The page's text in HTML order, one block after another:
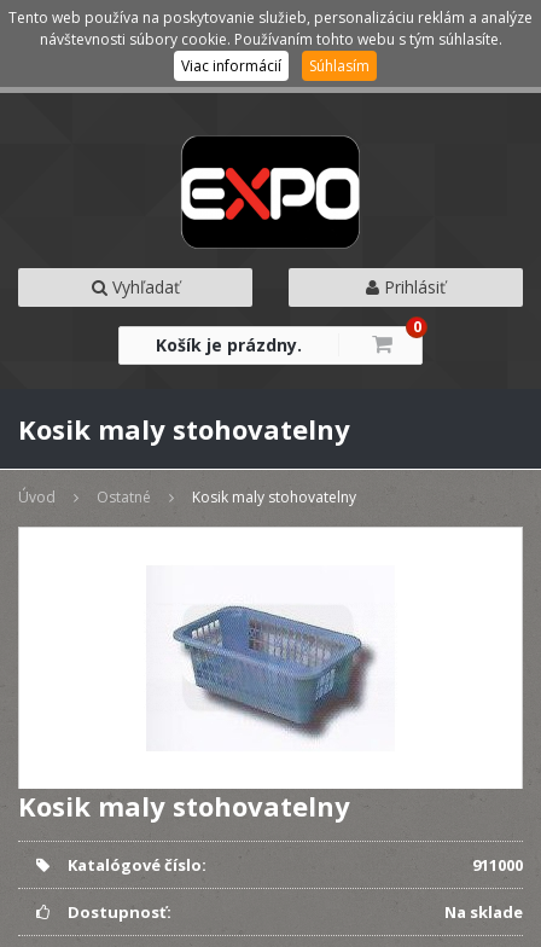
Kategórie Menu
Vyhľadať Prihlásiť
Košík je prázdny.
0
Kosik maly stohovatelny
Úvod Ostatné Kosik maly stohovatelny
Kosik maly stohovatelny
Katalógové číslo: 911000
Dostupnosť: Na sklade
Tento web používa na poskytovanie služieb, personalizáciu reklám a analýze
návštevnosti súbory cookie. Používaním tohto webu s tým súhlasíte.
Viac informácií
Súhlasím